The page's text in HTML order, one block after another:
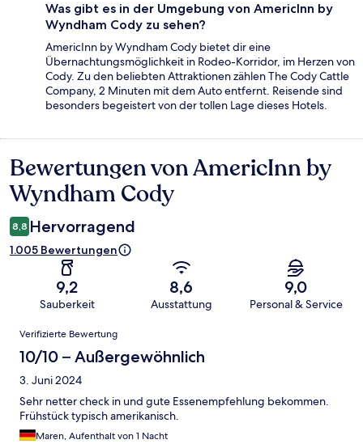
Was gibt es in der Umgebung von AmericInn by
Wyndham Cody zu sehen?
AmericInn by Wyndham Cody bietet dir eine
Übernachtungsmöglichkeit in Rodeo-Korridor, im Herzen von
Cody. Zu den beliebten Attraktionen zählen The Cody Cattle
Company, 2 Minuten mit dem Auto entfernt. Reisende sind
besonders begeistert von der tollen Lage dieses Hotels.
Bewertungen
Bewertungen von AmericInn by
Wyndham Cody
8,8 Hervorragend
1.005 Bewertungen
9,2
Sauberkeit
8,6
Ausstattung
9,0
Personal & Service
Bewertungen
Verifizierte Bewertung
10/10 – Außergewöhnlich
3. Juni 2024
Sehr netter check in und gute Essenempfehlung bekommen.
Frühstück typisch amerikanisch.
Maren, Aufenthalt von 1 Nacht